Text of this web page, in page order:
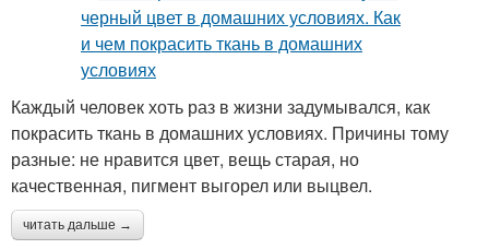
Каждый человек хоть раз в жизни задумывался, как
покрасить ткань в домашних условиях. Причины тому
разные: не нравится цвет, вещь старая, но
качественная, пигмент выгорел или выцвел.
читать дальше →